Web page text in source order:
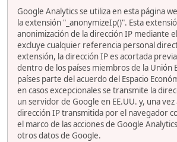
Google Analytics se utiliza en esta página
la extensión "_anonymizeIp()". Esta
anonimización de la dirección IP mediante
excluye cualquier referencia personal
extensión, la dirección IP es acortada
dentro de los países miembros de la Unión
países parte del acuerdo del Espacio
en casos excepcionales se transmite la
un servidor de Google en EE.UU. y, una
dirección IP transmitida por el navegador
el marco de las acciones de Google
otros datos de Google.